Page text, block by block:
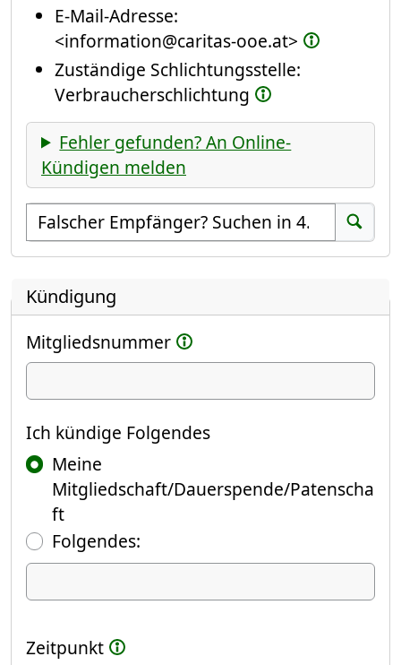
E-Mail-Adresse:
<information@caritas-ooe.at>
Zuständige Schlichtungsstelle:
Verbraucherschlichtung
Fehler gefunden? An Online-
Kündigen melden
Empfänger suchen
Suchen
Kündigung
Mitgliedsnummer
Ich kündige
Ich kündige Folgendes
Meine
Mitgliedschaft/Dauerspende/Patenscha
ft
Folgendes:
Ich kündige Folgendes
Zeitpunkt